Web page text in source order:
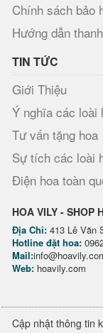
Chính sách bảo
Hướng dẫn
TIN TỨC
Giới Thiệu
Ý nghĩa các loài
Tư vấn tặng hoa
Sự tích các loài
Điện hoa toàn
HOA VILY - SHOP
Địa Chỉ: 413 Lê Văn
Hotline đặt hoa:
Mail:
Web: hoavily.com
Cập nhật thông tin